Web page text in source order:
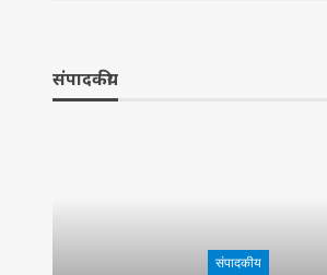
संपादकीय
संपादकीय